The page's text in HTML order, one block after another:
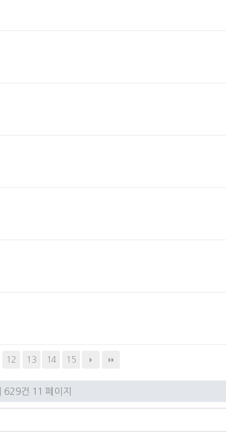
12 13 14 15
629건 11 페이지